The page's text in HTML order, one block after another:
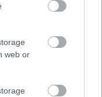
web or